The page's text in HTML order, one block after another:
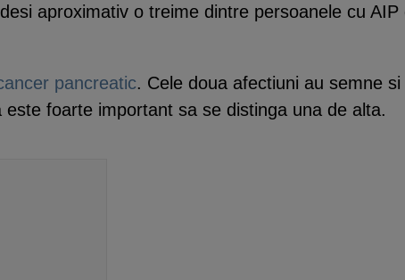
aproximativ o treime dintre persoanele cu
pancreatic. Cele doua afectiuni au semne
foarte important sa se distinga una de alta.